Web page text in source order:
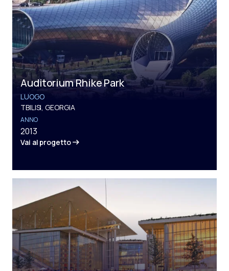
Auditorium Rhike Park
LUOGO
TBILISI, GEORGIA
ANNO
2013
Vai al progetto